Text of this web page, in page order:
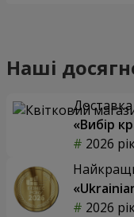
Наші
Доставка
«Вибір
2026 рік
2026 рік